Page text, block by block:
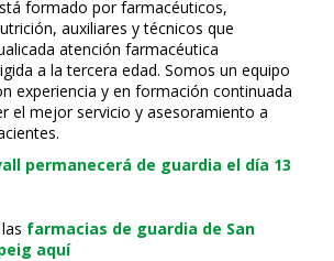
formado por farmacéuticos,
auxiliares y técnicos que
atención farmacéutica
a la tercera edad. Somos un equipo
experiencia y en formación continuada
el mejor servicio y asesoramiento a
permanecerá de guardia el día 13
farmacias de guardia de San
aquí